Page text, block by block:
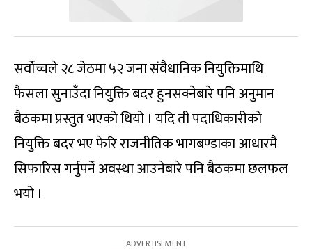
सर्वोच्चले २८ जेठमा ५२ जना संवैधानिक नियुक्तिमाथि
फैसला सुनाउँदा नियुक्ति बदर हुनसक्नेबारे पनि अनुमान
बैठकमा प्रस्तुत भएको थियो । यदि ती पदाधिकारीको
नियुक्ति बदर भए फेरि राजनीतिक भागबण्डाका आधारमै
सिफारिस गर्नुपर्ने अवस्था आउनेबारे पनि बैठकमा छलफल
भयो ।